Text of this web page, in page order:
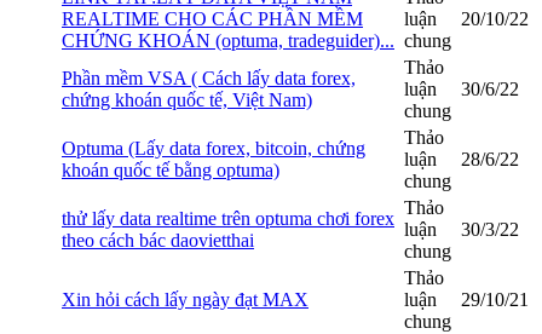
REALTIME CHO CÁC PHẦN MỀM
CHỨNG KHOÁN (optuma, tradeguider)...
luận
chung
20/10/22
Phần mềm VSA ( Cách lấy data forex,
chứng khoán quốc tế, Việt Nam)
Thảo
luận
chung
30/6/22
Optuma (Lấy data forex, bitcoin, chứng
khoán quốc tế bằng optuma)
Thảo
luận
chung
28/6/22
thử lấy data realtime trên optuma chơi forex
theo cách bác daovietthai
Thảo
luận
chung
30/3/22
Xin hỏi cách lấy ngày đạt MAX
Thảo
luận
chung
29/10/21